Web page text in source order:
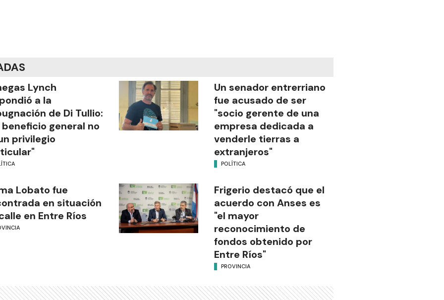
Lynch
a la
de Di Tullio:
beneficio general no
privilegio
Un senador entrerriano
fue acusado de ser
"socio gerente de una
empresa dedicada a
venderle tierras a
extranjeros"
POLÍTICA
Lobato fue
en situación
en Entre Ríos
Frigerio destacó que el
acuerdo con Anses es
"el mayor
reconocimiento de
fondos obtenido por
Entre Ríos"
PROVINCIA